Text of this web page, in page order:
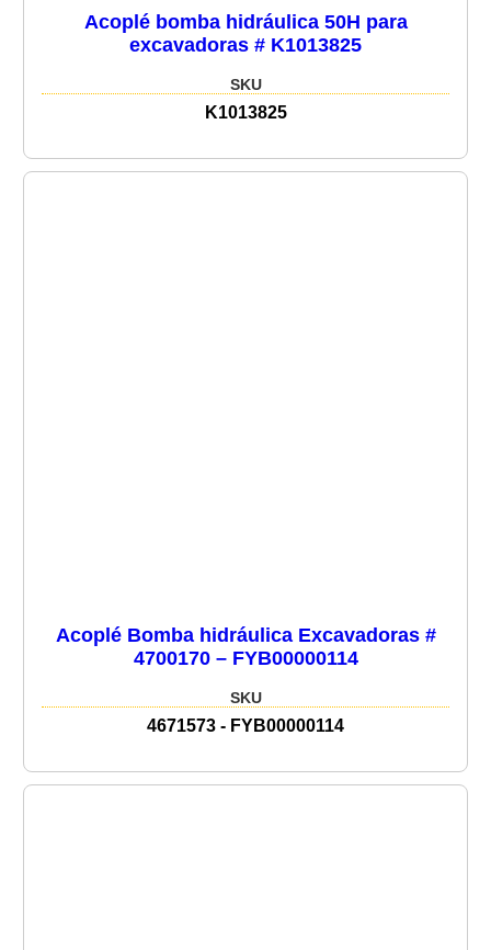
Acoplé bomba hidráulica 50H para
excavadoras # K1013825
SKU
K1013825
Acoplé Bomba hidráulica Excavadoras #
4700170 – FYB00000114
SKU
4671573 - FYB00000114